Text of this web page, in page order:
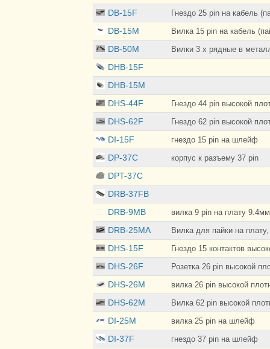
DB-15F Гнездо 25 pin на кабель
DB-15M Вилка 15 pin на кабель
DB-50M Вилки 3 х рядные в
DHB-15F
DHB-15M
DHS-44F
Гнездо 44 pin высокой
DHS-62F Гнездо 62 pin высокой
DI-15F гнездо 15 pin на шлейф
DP-37C корпус к разъему 37 pin
DPT-37C
DRB-37FB
DRB-9MB
вилка 9 pin на плату 9.4мм
DRB-25MA Вилка для пайки на
DHS-15F Гнездо 15 контактов
DHS-26F Розетка 26 pin высокой
DHS-26M вилка 26 pin высокой
DHS-62M Вилка 62 pin высокой
DI-25M вилка 25 pin на шлейф
DI-37F гнездо 37 pin на шлейф